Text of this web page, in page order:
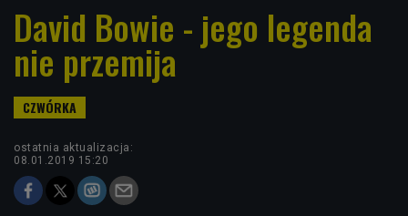
David Bowie - jego legenda
nie przemija
ostatnia aktualizacja:
08.01.2019 15:20